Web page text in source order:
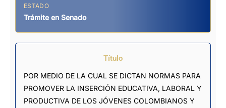
ESTADO
Trámite en Senado
Título
POR MEDIO DE LA CUAL SE DICTAN NORMAS PARA
PROMOVER LA INSERCIÓN EDUCATIVA, LABORAL Y
PRODUCTIVA DE LOS JÓVENES COLOMBIANOS Y